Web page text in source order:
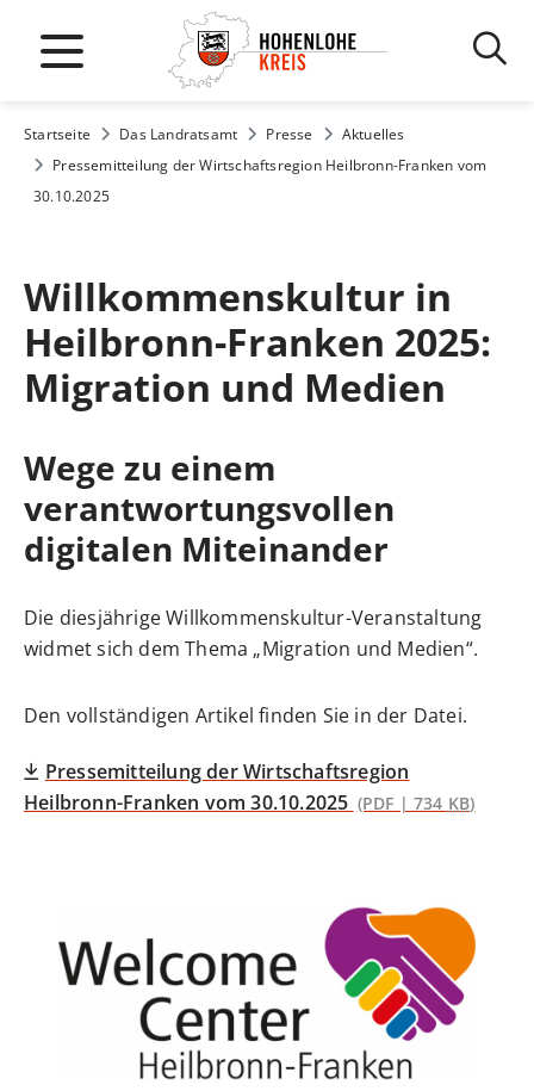
Startseite Das Landratsamt Presse
Aktuelles
Pressemitteilung der Wirtschaftsregion Heilbronn-Franken vom
30.10.2025
Willkommenskultur in
Heilbronn-Franken 2025:
Migration und Medien
Wege zu einem
verantwortungsvollen
digitalen Miteinander
Die diesjährige Willkommenskultur-Veranstaltung
widmet sich dem Thema „Migration und Medien“.
Den vollständigen Artikel finden Sie in der Datei.
Pressemitteilung der Wirtschaftsregion
Heilbronn-Franken vom 30.10.2025 (PDF | 734 KB)